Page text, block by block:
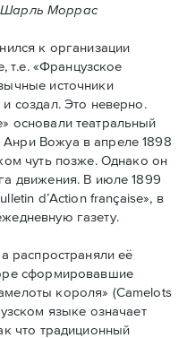
Шарль Моррас
к организации
т.е. «Французское
источники
создал. Это неверно.
основали театральный
Вожуа в апреле 1898
чуть позже. Однако он
движения. В июле 1899
d’Action française», в
газету.
распространяли её
сформировавшие
короля» (Camelots
языке означает
что традиционный